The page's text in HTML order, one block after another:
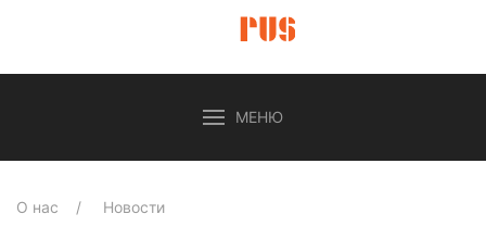
МЕНЮ
О нас Новости